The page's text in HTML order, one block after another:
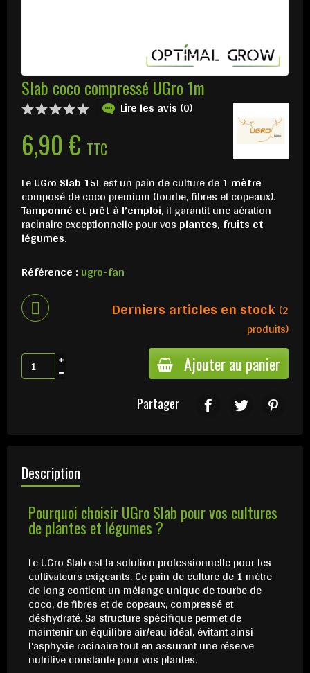
Slab coco compressé UGro 1m
Lire les avis (0)
6,90 € TTC
LeUGro Slab 15Lest un pain de culture de1 mètre
composé de coco premium (tourbe, fibres et copeaux).
Tamponné et prêt à l’emploi, il garantit une aération
racinaire exceptionnelle pour vos plantes, fruits et
légumes.
Référence : ugro-fan
Derniers articles en stock (2
produits)
Ajouter au panier
Partager
Description
Pourquoi choisir UGro Slab pour vos cultures
de plantes et légumes ?
Le UGro Slab est la solution professionnelle pour les
cultivateurs exigeants. Ce pain de culture de 1 mètre
de long contient un mélange unique de tourbe de
coco, de fibres et de copeaux, compressé et
déshydraté. Sa structure spécifique permet de
maintenir un équilibre air/eau idéal, évitant ainsi
l'asphyxie racinaire tout en assurant une réserve
nutritive constante pour vos plantes.